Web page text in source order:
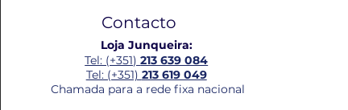
Contacto
Loja Junqueira:
Tel: (+351)213 639 084
Tel: (+351) 213 619 049
Chamada para a rede fixa nacional